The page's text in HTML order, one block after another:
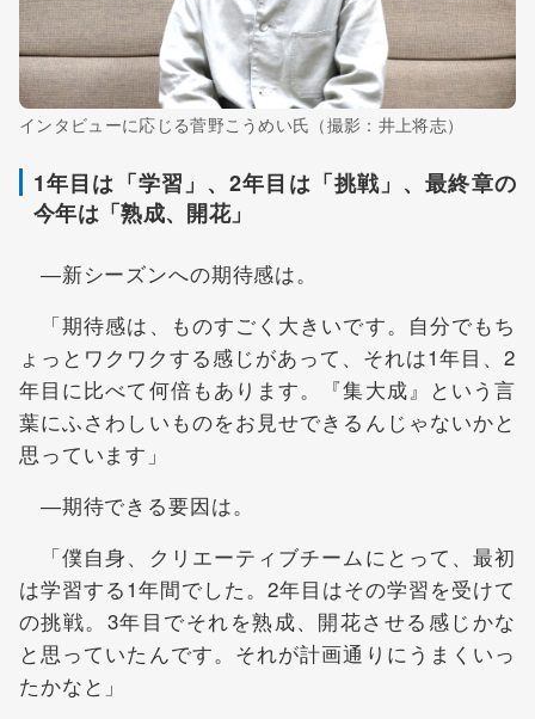
インタビューに応じる菅野こうめい氏（撮影：井上将志）
1年目は「学習」、2年目は「挑戦」、最終章の
今年は「熟成、開花」
―新シーズンへの期待感は。
「期待感は、ものすごく大きいです。自分でもち
ょっとワクワクする感じがあって、それは1年目、2
年目に比べて何倍もあります。『集大成』という言
葉にふさわしいものをお見せできるんじゃないかと
思っています」
―期待できる要因は。
「僕自身、クリエーティブチームにとって、最初
は学習する1年間でした。2年目はその学習を受けて
の挑戦。3年目でそれを熟成、開花させる感じかな
と思っていたんです。それが計画通りにうまくいっ
たかなと」